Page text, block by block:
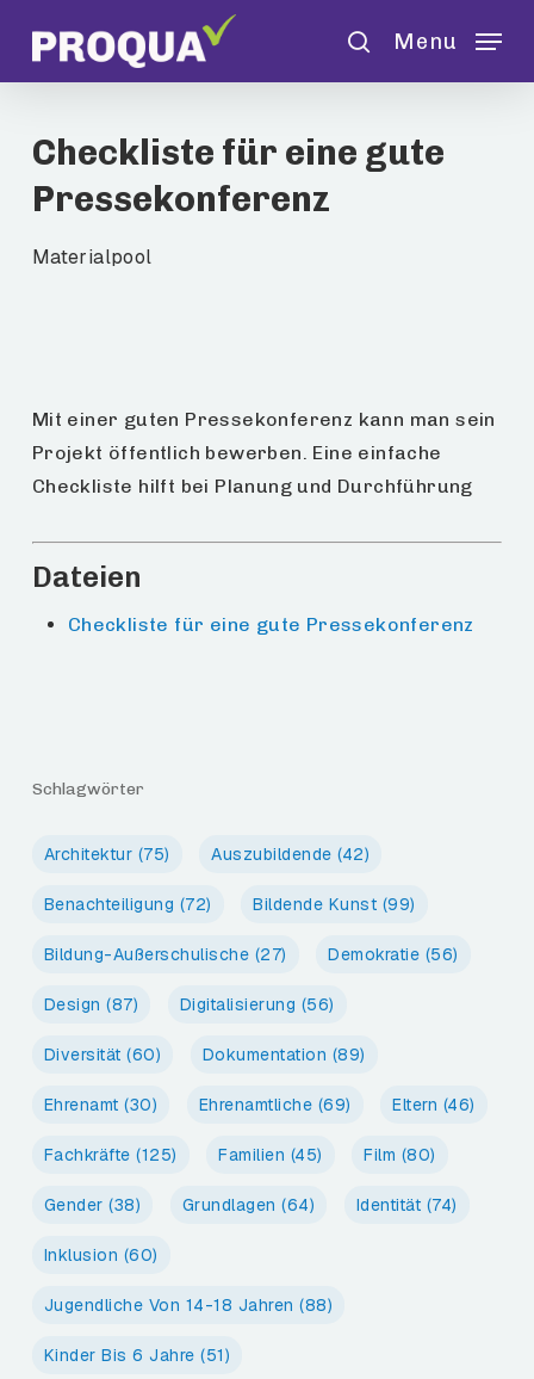
main
searchMenu
Checkliste für eine gute
Pressekonferenz
Materialpool
Mit einer guten Pressekonferenz kann man sein
Projekt öffentlich bewerben. Eine einfache
Checkliste hilft bei Planung und Durchführung
Dateien
Checkliste für eine gute Pressekonferenz
Schlagwörter
Architektur (75) Auszubildende (42)
Benachteiligung (72) Bildende Kunst (99)
Bildung-Außerschulische (27) Demokratie (56)
Design (87) Digitalisierung (56)
Diversität (60) Dokumentation (89)
Ehrenamt (30) Ehrenamtliche (69) Eltern (46)
Fachkräfte (125) Familien (45) Film (80)
Gender (38) Grundlagen (64) Identität (74)
Inklusion (60)
Jugendliche Von 14-18 Jahren (88)
Kinder Bis 6 Jahre (51)